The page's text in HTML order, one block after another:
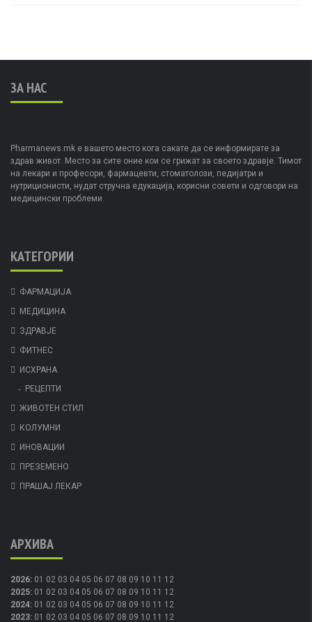
ЗА НАС
Pharmanews.mk е вашето место кога сакате да се информирате за
здрав живот. Место за сите оние кои се грижат за своето здравје. Тимот
на лекари и професори, фармацевти, стоматолози, педијатри и
нутриционисти, нудат стручна едукација, корисни совети и одговори на
медицински проблеми.
КАТЕГОРИИ
ФАРМАЦИЈА
МЕДИЦИНА
ЗДРАВЈЕ
ФИТНЕС
ИСХРАНА
РЕЦЕПТИ
ЖИВОТЕН СТИЛ
КОЛУМНИ
ИНОВАЦИИ
ПРЕЗЕМЕНО
ПРАШАЈ ЛЕКАР
АРХИВА
2026: 01 02 03 04 05 06 07 08 09 10 11 12
2025: 01 02 03 04 05 06 07 08 09 10 11 12
2024: 01 02 03 04 05 06 07 08 09 10 11 12
2023: 01 02 03 04 05 06 07 08 09 10 11 12